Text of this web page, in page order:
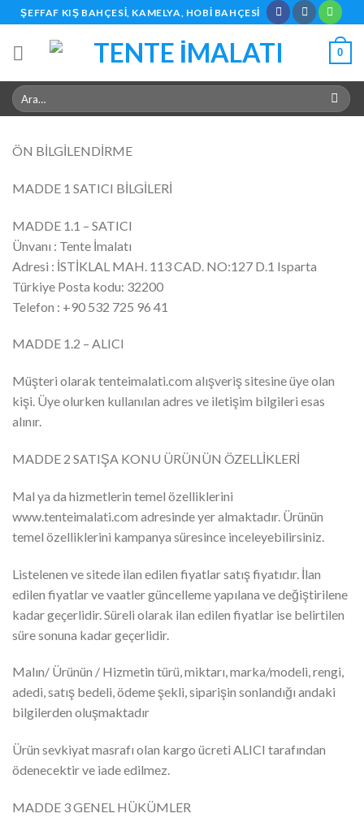
Skip
to
content
ŞEFFAF KIŞ BAHÇESI, KAMELYA, HOBI BAHÇESI
0
Ara:
ÖN BİLGİLENDİRME
MADDE 1 SATICI BİLGİLERİ
MADDE 1.1 – SATICI
Ünvanı : Tente İmalatı
Adresi : İSTİKLAL MAH. 113 CAD. NO:127 D.1 Isparta
Türkiye Posta kodu: 32200
Telefon : +90 532 725 96 41
MADDE 1.2 – ALICI
Müşteri olarak tenteimalati.com alışveriş sitesine üye olan
kişi. Üye olurken kullanılan adres ve iletişim bilgileri esas
alınır.
MADDE 2 SATIŞA KONU ÜRÜNÜN ÖZELLİKLERİ
Mal ya da hizmetlerin temel özelliklerini
www.tenteimalati.com adresinde yer almaktadır. Ürünün
temel özelliklerini kampanya süresince inceleyebilirsiniz.
Listelenen ve sitede ilan edilen fiyatlar satış fiyatıdır. İlan
edilen fiyatlar ve vaatler güncelleme yapılana ve değiştirilene
kadar geçerlidir. Süreli olarak ilan edilen fiyatlar ise belirtilen
süre sonuna kadar geçerlidir.
Malın/ Ürünün / Hizmetin türü, miktarı, marka/modeli, rengi,
adedi, satış bedeli, ödeme şekli, siparişin sonlandığı andaki
bilgilerden oluşmaktadır
Ürün sevkiyat masrafı olan kargo ücreti ALICI tarafından
ödenecektir ve iade edilmez.
MADDE 3 GENEL HÜKÜMLER